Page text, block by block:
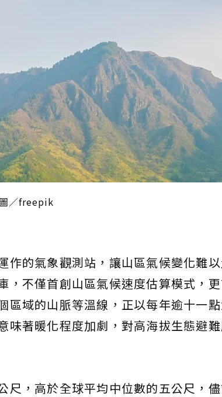
／freepik
作的氣象觀測站，讓山區氣候變化難
，不僅首創山區氣候速度估算模式，
區域的山脈等溫線，正以每年逾十一
味著暖化程度加劇，對高海拔生態避
尺，高於全球平均中位數的五公尺，